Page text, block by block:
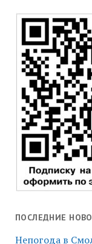
ПОСЛЕДНИЕ
Непогода в